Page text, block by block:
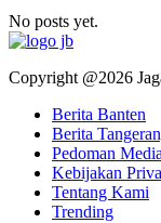
No posts yet.
Copyright @2026
Berita Banten
Berita
Pedoman
Kebijakan
Tentang Kami
Trending